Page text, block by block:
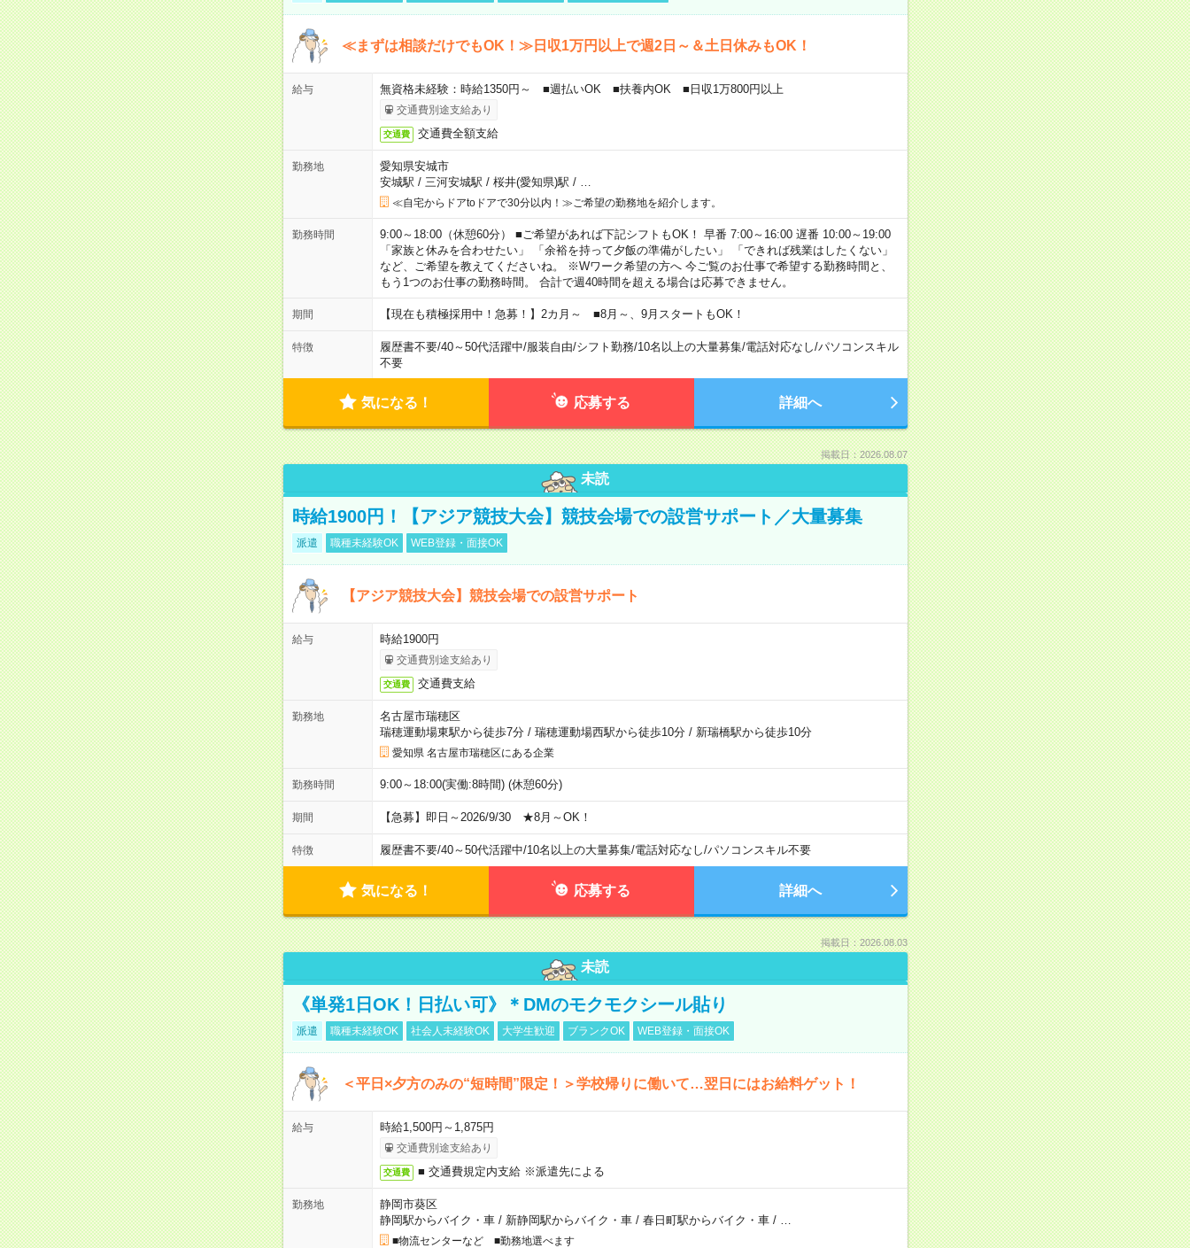
≪まずは相談だけでもOK！≫日収1万円以上で週2日～＆土日休みもOK！
給与 無資格未経験：時給1350円～ ■週払いOK ■扶養内OK ■日収1万800円以上
交通費別途支給あり
交通費 交通費全額支給
勤務地
愛知県安城市
安城駅 / 三河安城駅 / 桜井(愛知県)駅 / …
≪自宅からドアtoドアで30分以内！≫ご希望の勤務地を紹介します。
勤務時間
9:00～18:00（休憩60分） ■ご希望があれば下記シフトもOK！ 早番 7:00～16:00 遅番 10:00～19:00
「家族と休みを合わせたい」 「余裕を持って夕飯の準備がしたい」 「できれば残業はしたくない」
など、ご希望を教えてくださいね。 ※Wワーク希望の方へ 今ご覧のお仕事で希望する勤務時間と、
もう1つのお仕事の勤務時間。 合計で週40時間を超える場合は応募できません。
期間 【現在も積極採用中！急募！】2カ月～ ■8月～、9月スタートもOK！
特徴 履歴書不要/40～50代活躍中/服装自由/シフト勤務/10名以上の大量募集/電話対応なし/パソコンスキル
不要
気になる！ 応募する 詳細へ
掲載日：2026.08.07
未読
時給1900円！【アジア競技大会】競技会場での設営サポート／大量募集
派遣 職種未経験OK WEB登録・面接OK
【アジア競技大会】競技会場での設営サポート
給与 時給1900円
交通費別途支給あり
交通費 交通費支給
勤務地
名古屋市瑞穂区
瑞穂運動場東駅から徒歩7分/ 瑞穂運動場西駅から徒歩10分/ 新瑞橋駅から徒歩10分
愛知県 名古屋市瑞穂区にある企業
勤務時間 9:00～18:00(実働:8時間) (休憩60分)
期間 【急募】即日～2026/9/30 ★8月～OK！
特徴 履歴書不要/40～50代活躍中/10名以上の大量募集/電話対応なし/パソコンスキル不要
気になる！ 応募する 詳細へ
掲載日：2026.08.03
未読
《単発1日OK！日払い可》＊DMのモクモクシール貼り
派遣 職種未経験OK 社会人未経験OK 大学生歓迎 ブランクOK WEB登録・面接OK
＜平日×夕方のみの“短時間”限定！＞学校帰りに働いて…翌日にはお給料ゲット！
給与 時給1,500円～1,875円
交通費別途支給あり
交通費 ■ 交通費規定内支給 ※派遣先による
勤務地
静岡市葵区
静岡駅からバイク・車/ 新静岡駅からバイク・車/ 春日町駅からバイク・車/ …
■物流センターなど ■勤務地選べます